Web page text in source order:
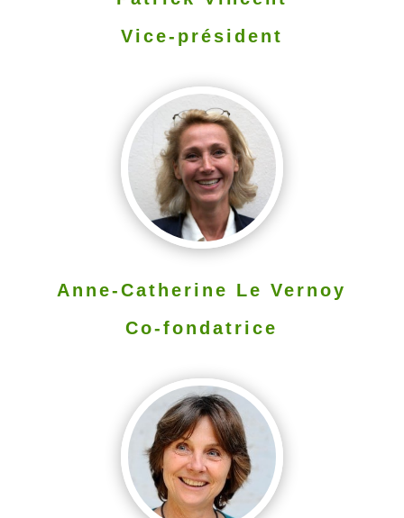
Vice-président
Anne-Catherine Le Vernoy
Co-fondatrice